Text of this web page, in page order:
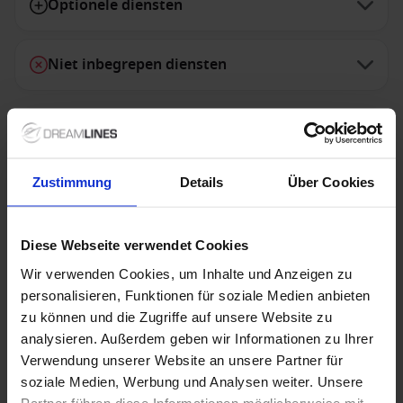
Zustimmung Details Über Cookies
Diese Webseite verwendet Cookies
Wir verwenden Cookies, um Inhalte und Anzeigen zu
personalisieren, Funktionen für soziale Medien anbieten
zu können und die Zugriffe auf unsere Website zu
analysieren. Außerdem geben wir Informationen zu Ihrer
Verwendung unserer Website an unsere Partner für
soziale Medien, Werbung und Analysen weiter. Unsere
Optionele diensten
Niet inbegrepen diensten
Speciale aanbiedingen
Costa Cruises - tot € 400 op wintercruises
Ontsnap deze winter naar de zon met de Costa Winter
Escape. Profiteer tijdelijk van tot € 400 korting op
geselecteerde cruises van Costa Cruises. Kies uit
prachtige bestemmingen zoals de Middellandse Zee,
de Canarische Eilanden en de Caribbean en geniet
van een onvergetelijke wintercruise voor een extra
scherpe prijs!
*Voorwaarden:
De Winter Escape-actie is geldig op geselecteerde
cruises van Costa Cruises en boekbaar t/m 18
augustus 2026. Je profiteert van een korting tot € 400